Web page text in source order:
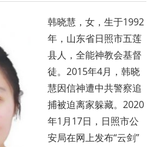
韩晓慧，女，生于1992
年，山东省日照市五莲
县人，全能神教会基督
徒。2015年4月，韩晓
慧因信神遭中共警察追
捕被迫离家躲藏。2020
年1月17日，日照市公
安局在网上发布“云剑”